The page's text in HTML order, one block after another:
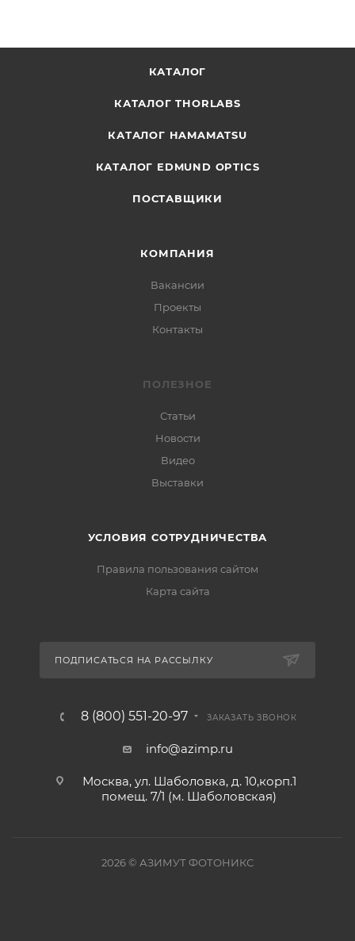
КАТАЛОГ
КАТАЛОГ THORLABS
КАТАЛОГ HAMAMATSU
КАТАЛОГ EDMUND OPTICS
ПОСТАВЩИКИ
КОМПАНИЯ
Вакансии
Проекты
Контакты
ПОЛЕЗНОЕ
Статьи
Новости
Видео
Выставки
УСЛОВИЯ СОТРУДНИЧЕСТВА
Правила пользования сайтом
Карта сайта
ПОДПИСАТЬСЯ НА РАССЫЛКУ
8 (800) 551-20-97 ЗАКАЗАТЬ ЗВОНОК
info@azimp.ru
Москва, ул. Шаболовка, д. 10,корп.1
помещ. 7/1 (м. Шаболовская)
2026© АЗИМУТ ФОТОНИКС